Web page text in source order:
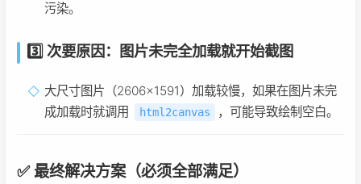
污染。
3️⃣ 次要原因： 图片未完全加载就开始截图
大尺寸图片（2606×1591）加载较慢，如果在图片未完
成加载时就调用
html2canvas ，可能导致绘制空白。
✅ 最终解决方案（必须全部满足）